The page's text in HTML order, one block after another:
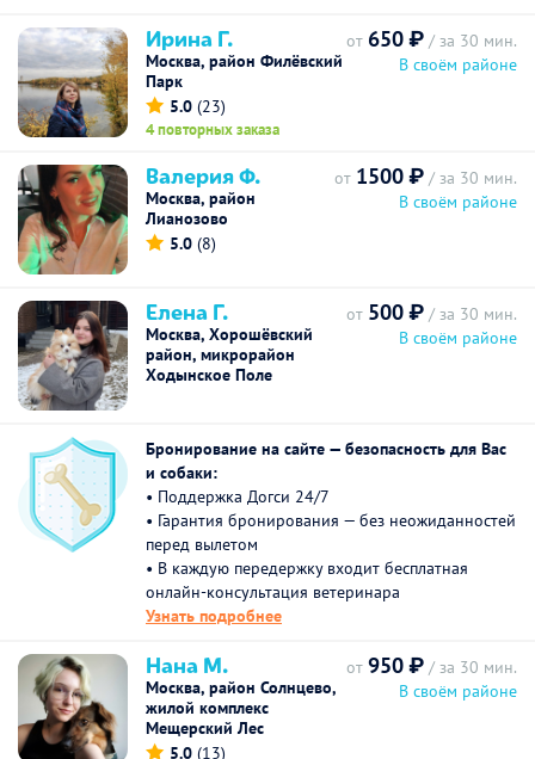
Ирина Г.
Москва, район Филёвский
Парк
5.0 (23)
4 повторных заказа
от 650 ₽ / за 30 мин.
В своём районе
Валерия Ф.
Москва, район
Лианозово
5.0 (8)
от 1500 ₽ / за 30 мин.
В своём районе
Елена Г.
Москва, Хорошёвский
район, микрорайон
Ходынское Поле
от 500 ₽ / за 30 мин.
В своём районе
Бронирование на сайте — безопасность для Вас
и собаки:
• Поддержка Догси 24/7
• Гарантия бронирования — без неожиданностей
перед вылетом
• В каждую передержку входит бесплатная
онлайн-консультация ветеринара
Узнать подробнее
Нана М.
Москва, район Солнцево,
жилой комплекс
Мещерский Лес
5.0 (13)
от 950 ₽ / за 30 мин.
В своём районе